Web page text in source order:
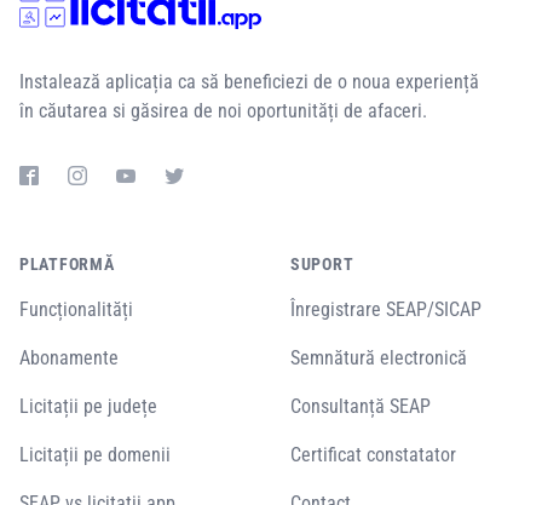
Instalează aplicația ca să beneficiezi de o noua experiență
în căutarea si găsirea de noi oportunități de afaceri.
PLATFORMĂ
Funcționalități
Abonamente
Licitații pe județe
Licitații pe domenii
SUPORT
Înregistrare SEAP/SICAP
Semnătură electronică
Consultanță SEAP
Certificat constatator